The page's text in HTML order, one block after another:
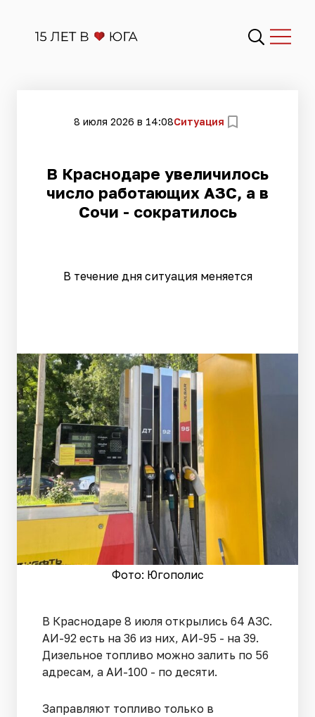
8 июля 2026 в 14:08Ситуация
В Краснодаре увеличилось
число работающих АЗС, а в
Сочи - сократилось
В течение дня ситуация меняется
Фото: Югополис
В Краснодаре 8 июля открылись 64 АЗС.
АИ-92 есть на 36 из них, АИ-95 - на 39.
Дизельное топливо можно залить по 56
адресам, а АИ-100 - по десяти.
Заправляют топливо только в